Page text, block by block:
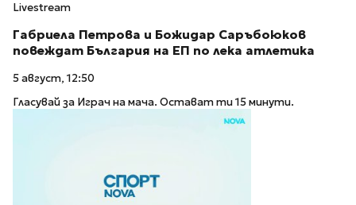
Livestream
Габриела Петрова и Божидар Саръбоюков
повеждат България на ЕП по лека атлетика
5 август, 12:50
Гласувай за Играч на мача. Остават ти 15 минути.